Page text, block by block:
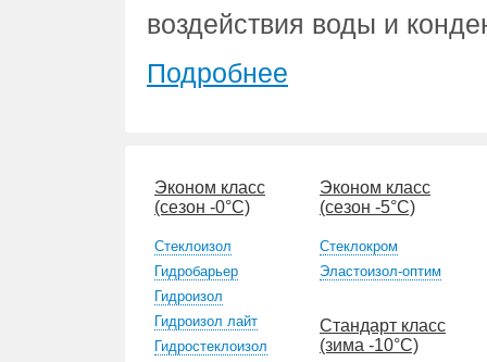
воздействия воды и
Подробнее
Эконом класс
(сезон -0°С)
Стеклоизол
Гидробарьер
Гидроизол
Гидроизол лайт
Гидростеклоизол
Эконом класс
(сезон -5°С)
Стеклокром
Эластоизол-оптим
Стандарт класс
(зима -10°С)